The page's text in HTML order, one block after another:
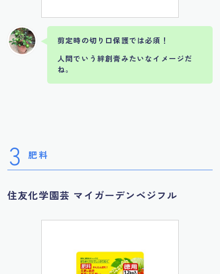
剪定時の切り口保護では必須！
人間でいう絆創膏みたいなイメージだ
ね。
3 肥料
住友化学園芸 マイガーデンベジフル